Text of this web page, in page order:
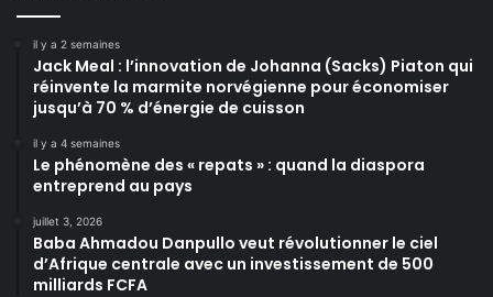
il y a 2 semaines
Jack Meal : l’innovation de Johanna (Sacks) Piaton qui
réinvente la marmite norvégienne pour économiser
jusqu’à 70 % d’énergie de cuisson
il y a 4 semaines
Le phénomène des « repats » : quand la diaspora
entreprend au pays
juillet 3, 2026
Baba Ahmadou Danpullo veut révolutionner le ciel
d’Afrique centrale avec un investissement de 500
milliards FCFA